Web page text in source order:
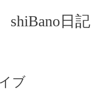
shiBano日記
ブ